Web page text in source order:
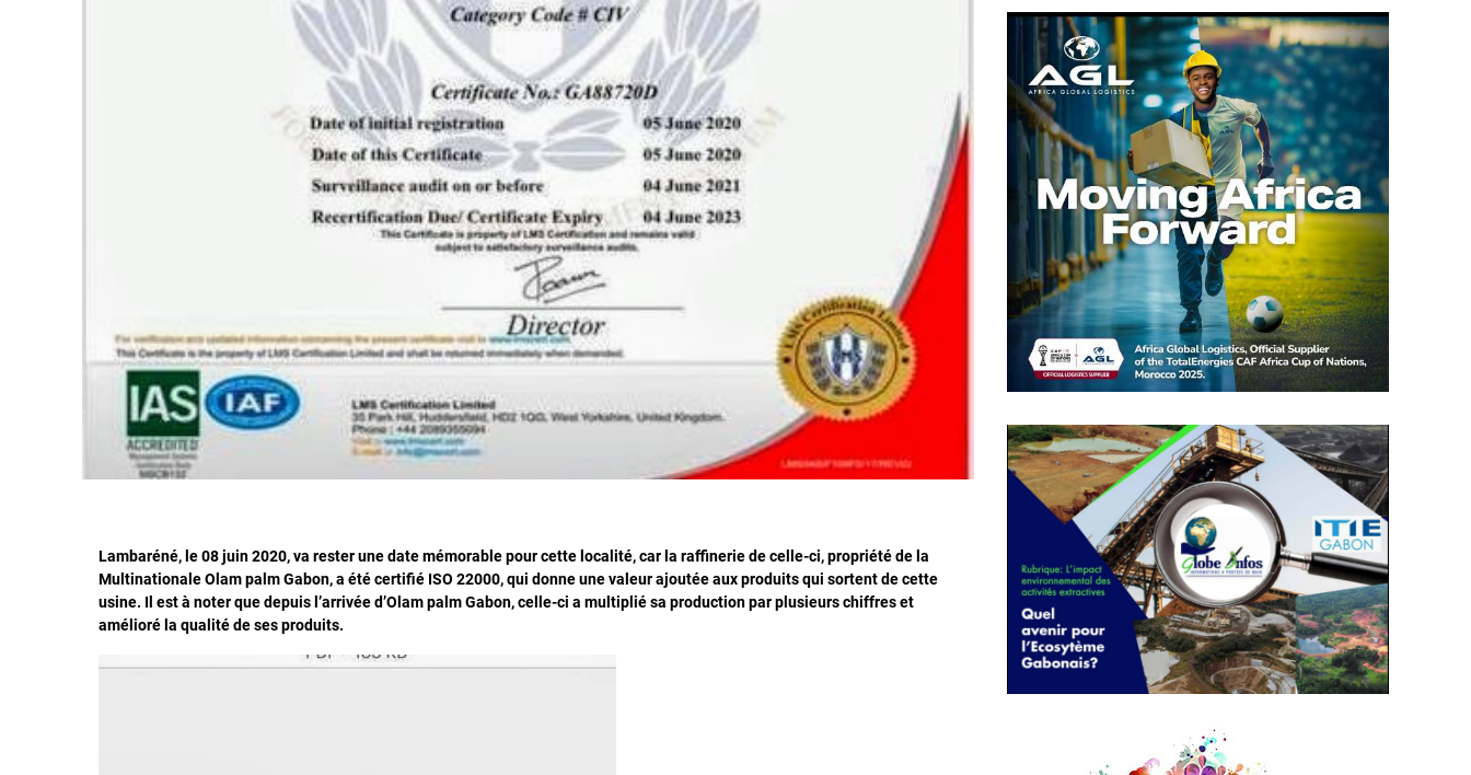
Lambaréné, le 08 juin 2020, va rester une date mémorable pour cette localité, car la raffinerie de celle-ci, propriété de la
Multinationale Olam palm Gabon, a été certifié ISO 22000, qui donne une valeur ajoutée aux produits qui sortent de cette
usine. Il est à noter que depuis l’arrivée d’Olam palm Gabon, celle-ci a multiplié sa production par plusieurs chiffres et
amélioré la qualité de ses produits.